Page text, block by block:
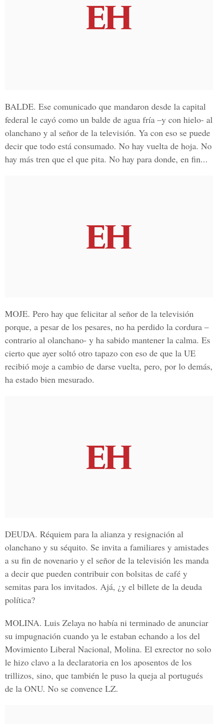
BALDE. Ese comunicado que mandaron desde la capital
federal le cayó como un balde de agua fría –y con hielo- al
olanchano y al señor de la televisión. Ya con eso se puede
decir que todo está consumado. No hay vuelta de hoja. No
hay más tren que el que pita. No hay para donde, en fin...
MOJE. Pero hay que felicitar al señor de la televisión
porque, a pesar de los pesares, no ha perdido la cordura –
contrario al olanchano- y ha sabido mantener la calma. Es
cierto que ayer soltó otro tapazo con eso de que la UE
recibió moje a cambio de darse vuelta, pero, por lo demás,
ha estado bien mesurado.
DEUDA. Réquiem para la alianza y resignación al
olanchano y su séquito. Se invita a familiares y amistades
a su fin de novenario y el señor de la televisión les manda
a decir que pueden contribuir con bolsitas de café y
semitas para los invitados. Ajá, ¿y el billete de la deuda
política?
MOLINA. Luis Zelaya no había ni terminado de anunciar
su impugnación cuando ya le estaban echando a los del
Movimiento Liberal Nacional, Molina. El exrector no solo
le hizo clavo a la declaratoria en los aposentos de los
trillizos, sino, que también le puso la queja al portugués
de la ONU. No se convence LZ.